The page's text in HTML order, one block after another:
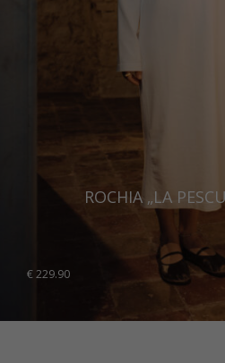
ROCHIA „LA
€229.90